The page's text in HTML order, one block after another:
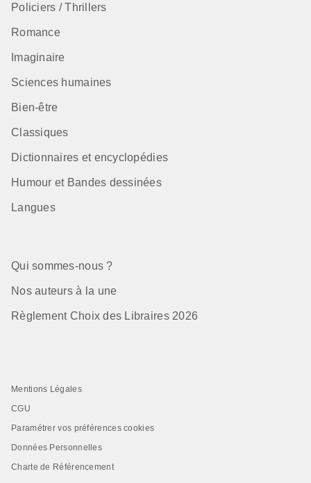
Policiers / Thrillers
Romance
Imaginaire
Sciences humaines
Bien-être
Classiques
Dictionnaires et encyclopédies
Humour et Bandes dessinées
Langues
Qui sommes-nous ?
Nos auteurs à la une
Règlement Choix des Libraires 2026
Mentions Légales
CGU
Paramétrer vos préférences cookies
Données Personnelles
Charte de Référencement